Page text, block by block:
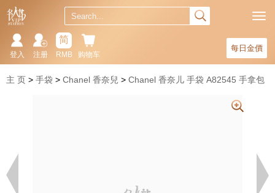
每日金價
购物车
简
RMB
注册
登入
主 页 手袋 Chanel 香奈兒 Chanel 香奈儿 手袋 A82545 手拿包